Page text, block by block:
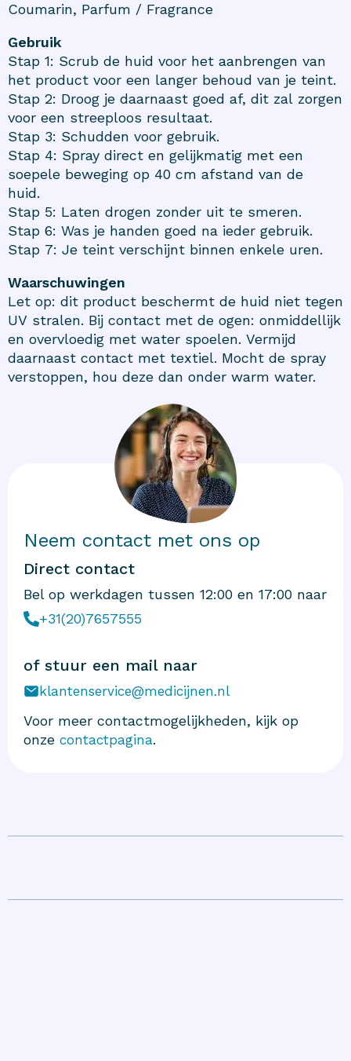
Coumarin, Parfum / Fragrance
Gebruik
Stap 1: Scrub de huid voor het aanbrengen van
het product voor een langer behoud van je teint.
Stap 2: Droog je daarnaast goed af, dit zal zorgen
voor een streeploos resultaat.
Stap 3: Schudden voor gebruik.
Stap 4: Spray direct en gelijkmatig met een
soepele beweging op 40 cm afstand van de
huid.
Stap 5: Laten drogen zonder uit te smeren.
Stap 6: Was je handen goed na ieder gebruik.
Stap 7: Je teint verschijnt binnen enkele uren.
Waarschuwingen
Let op: dit product beschermt de huid niet tegen
UV stralen. Bij contact met de ogen: onmiddellijk
en overvloedig met water spoelen. Vermijd
daarnaast contact met textiel. Mocht de spray
verstoppen, hou deze dan onder warm water.
Neem contact met ons op
Direct contact
Bel op werkdagen tussen 12:00 en 17:00 naar
+31(20)7657555
of stuur een mail naar
klantenservice@medicijnen.nl
Voor meer contactmogelijkheden, kijk op
onze contactpagina.